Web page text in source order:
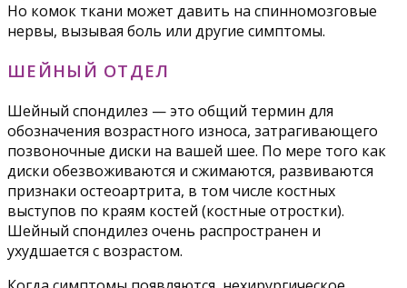
Но комок ткани может давить на спинномозговые
нервы, вызывая боль или другие симптомы.
ШЕЙНЫЙ ОТДЕЛ
Шейный спондилез — это общий термин для
обозначения возрастного износа, затрагивающего
позвоночные диски на вашей шее. По мере того как
диски обезвоживаются и сжимаются, развиваются
признаки остеоартрита, в том числе костных
выступов по краям костей (костные отростки).
Шейный спондилез очень распространен и
ухудшается с возрастом.